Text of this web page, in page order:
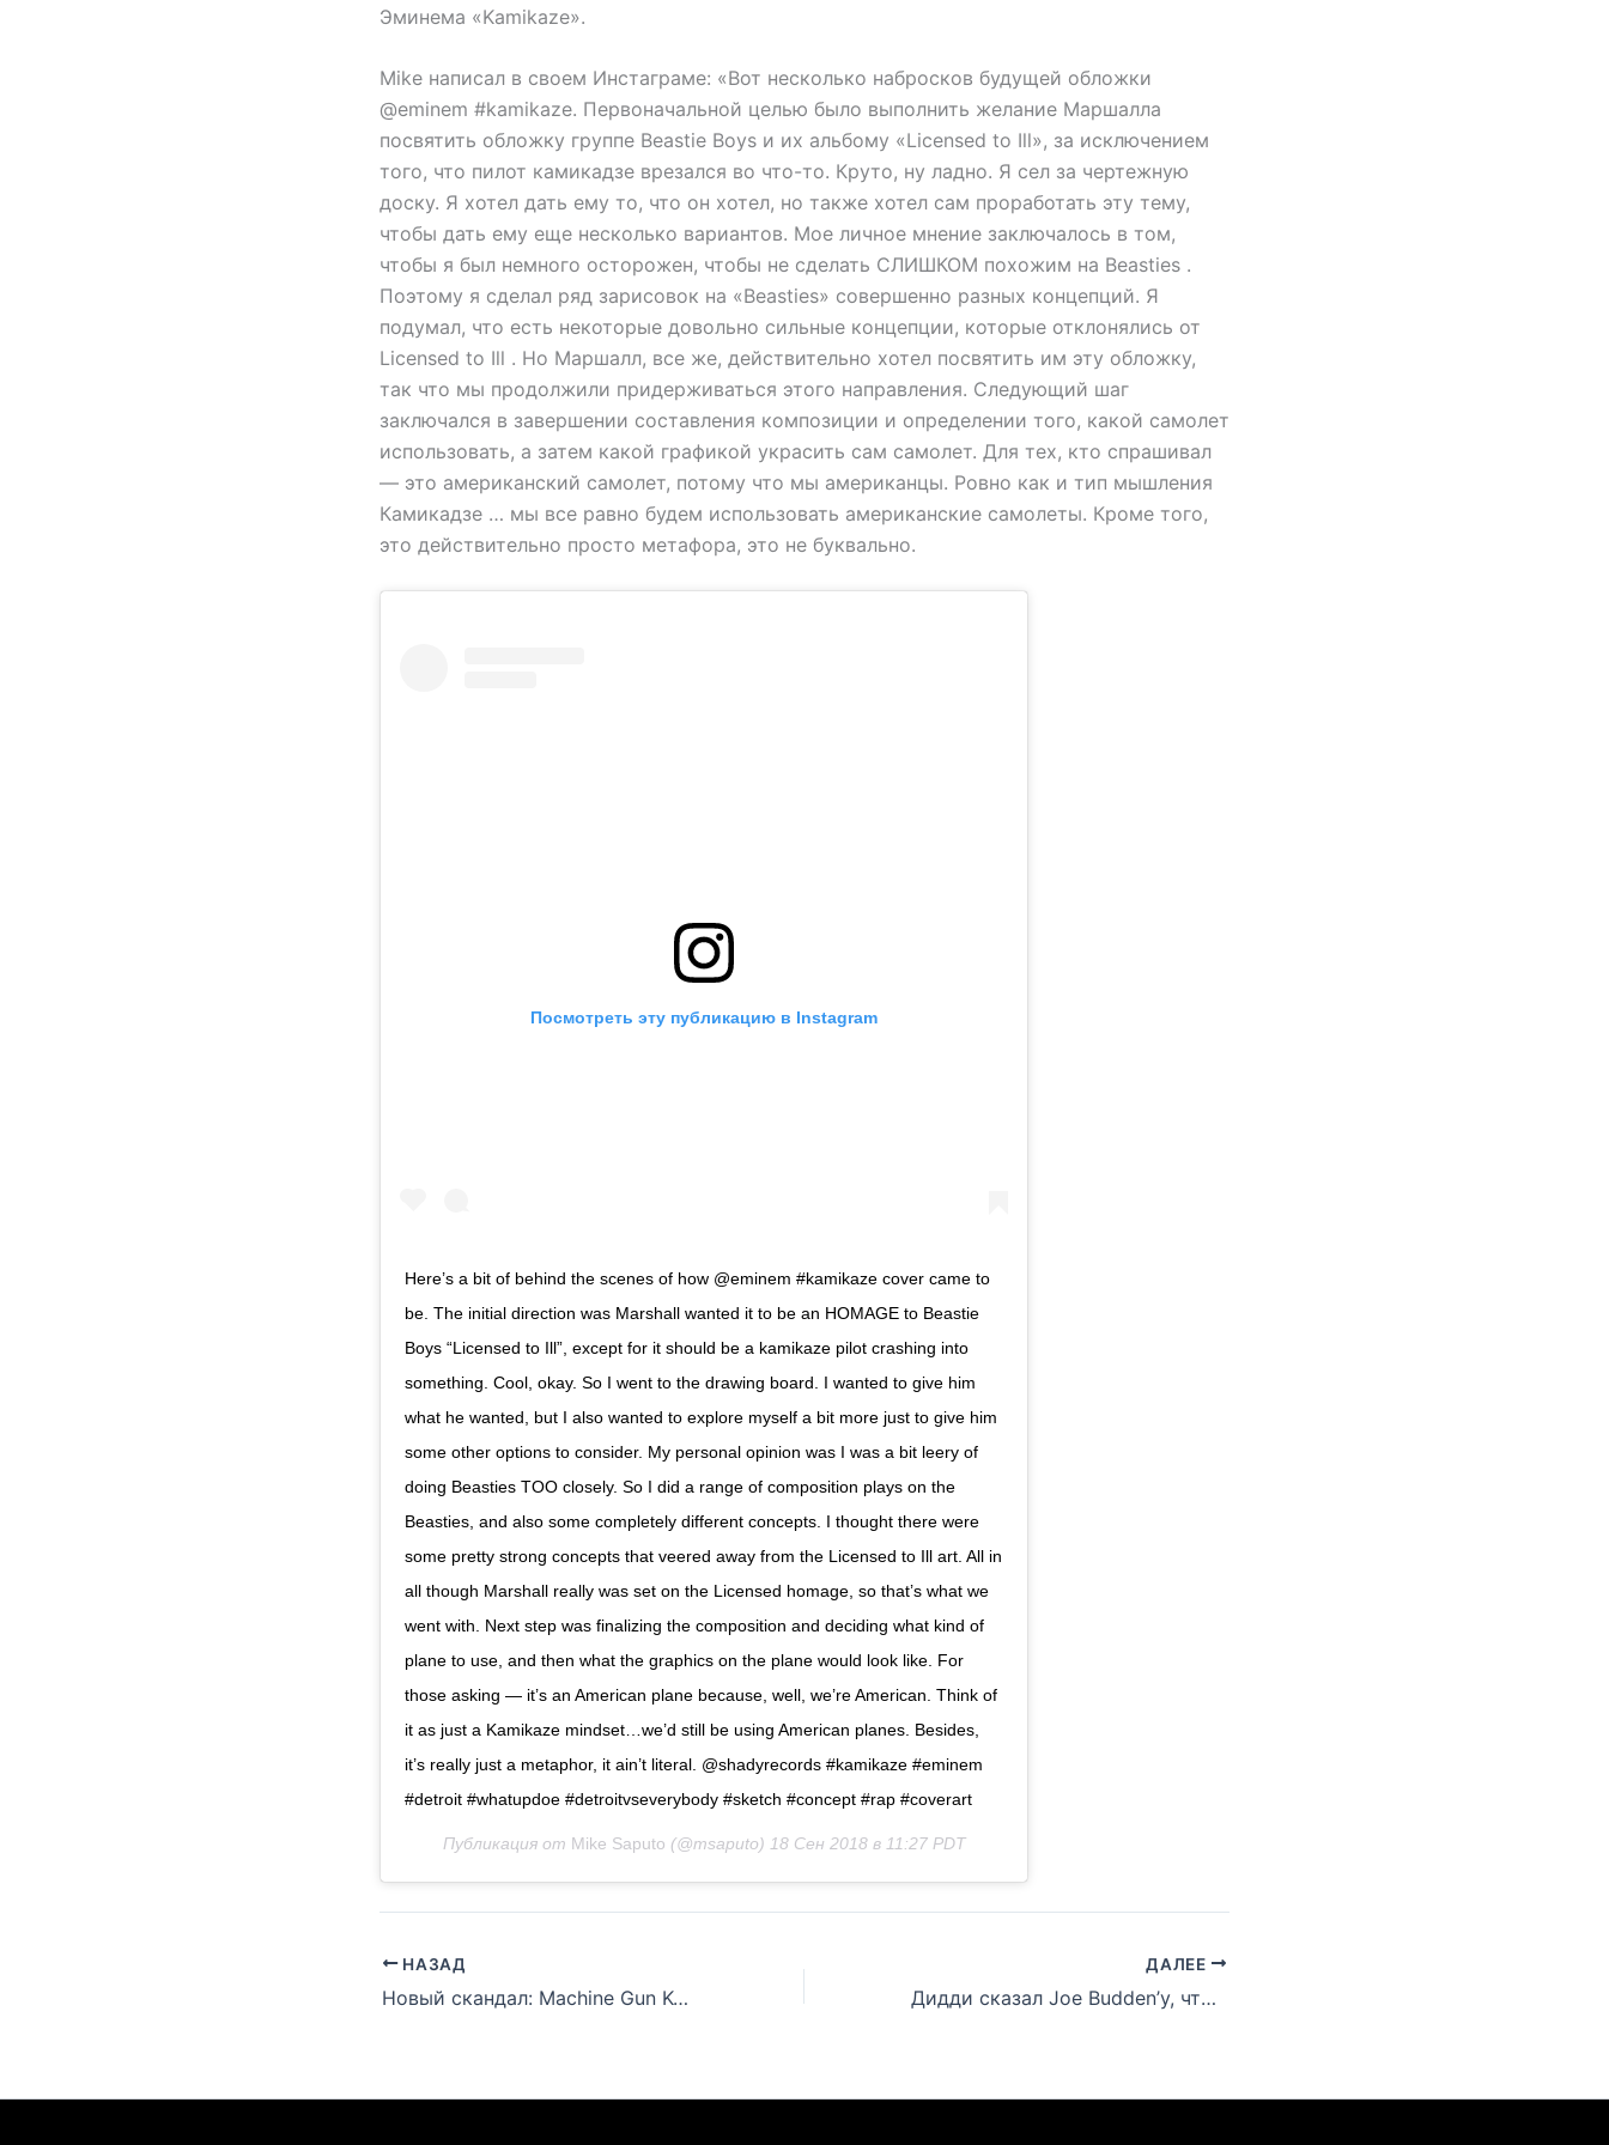
Эминема «Kamikaze».
Mike написал в своем Инстаграме: «Вот несколько набросков будущей обложки
@eminem #kamikaze. Первоначальной целью было выполнить желание Маршалла
посвятить обложку группе Beastie Boys и их альбому «Licensed to Ill», за исключением
того, что пилот камикадзе врезался во что-то. Круто, ну ладно. Я сел за чертежную
доску. Я хотел дать ему то, что он хотел, но также хотел сам проработать эту тему,
чтобы дать ему еще несколько вариантов. Мое личное мнение заключалось в том,
чтобы я был немного осторожен, чтобы не сделать СЛИШКОМ похожим на Beasties .
Поэтому я сделал ряд зарисовок на «Beasties» совершенно разных концепций. Я
подумал, что есть некоторые довольно сильные концепции, которые отклонялись от
Licensed to Ill . Но Маршалл, все же, действительно хотел посвятить им эту обложку,
так что мы продолжили придерживаться этого направления. Следующий шаг
заключался в завершении составления композиции и определении того, какой самолет
использовать, а затем какой графикой украсить сам самолет. Для тех, кто спрашивал
— это американский самолет, потому что мы американцы. Ровно как и тип мышления
Камикадзе … мы все равно будем использовать американские самолеты. Кроме того,
это действительно просто метафора, это не буквально.
Посмотреть эту публикацию в Instagram
Here’s a bit of behind the scenes of how @eminem #kamikaze cover came to
be. The initial direction was Marshall wanted it to be an HOMAGE to Beastie
Boys “Licensed to Ill”, except for it should be a kamikaze pilot crashing into
something. Cool, okay. So I went to the drawing board. I wanted to give him
what he wanted, but I also wanted to explore myself a bit more just to give him
some other options to consider. My personal opinion was I was a bit leery of
doing Beasties TOO closely. So I did a range of composition plays on the
Beasties, and also some completely different concepts. I thought there were
some pretty strong concepts that veered away from the Licensed to Ill art. All in
all though Marshall really was set on the Licensed homage, so that’s what we
went with. Next step was finalizing the composition and deciding what kind of
plane to use, and then what the graphics on the plane would look like. For
those asking — it’s an American plane because, well, we’re American. Think of
it as just a Kamikaze mindset…we’d still be using American planes. Besides,
it’s really just a metaphor, it ain’t literal. @shadyrecords #kamikaze #eminem
#detroit #whatupdoe #detroitvseverybody #sketch #concept #rap #coverart
Публикация от Mike Saputo (@msaputo) 18 Сен 2018 в 11:27 PDT
НАЗАД
Новый скандал: Machine Gun Kelly выступил с «Rap Devil» на разогреве у Fall Out Boy
ДАЛЕЕ
Дидди сказал Joe Budden’у, что разберётся с Эминемом, связавшим его со смертью 2Pac